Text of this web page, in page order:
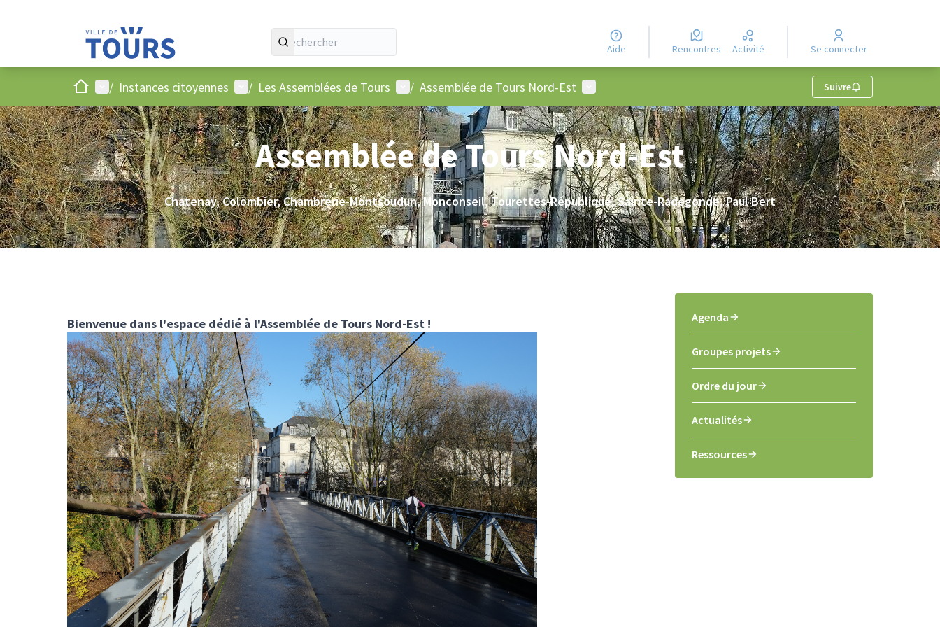
Aide Rencontres Activité Se connecter
AccueilMenu principal
/ Instances citoyennes Menu utilisateur
/ Les Assemblées de Tours Menu utilisateur
/ Assemblée de Tours Nord-Est Menu utilisateur Suivre
Assemblée de Tours Nord-Est
Chatenay, Colombier, Chambrerie-Montsoudun, Monconseil, Tourettes-République, Sainte-Radegonde, Paul Bert
Bienvenue dans l'espace dédié à l'Assemblée de Tours Nord-Est ! Agenda
Groupes projets
Ordre du jour
Actualités
Ressources